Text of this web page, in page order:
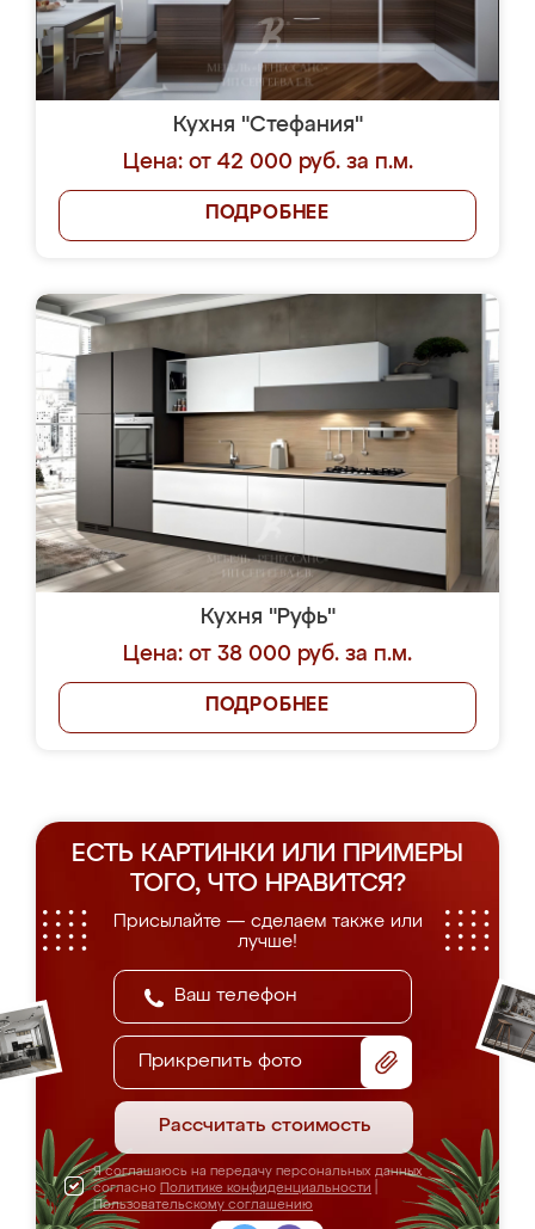
Кухня "Стефания"
Цена: от 42 000 руб. за п.м.
ПОДРОБНЕЕ
Кухня "Руфь"
Цена: от 38 000 руб. за п.м.
ПОДРОБНЕЕ
ЕСТЬ КАРТИНКИ ИЛИ ПРИМЕРЫ
ТОГО, ЧТО НРАВИТСЯ?
Присылайте — сделаем также или
лучше!
Прикрепить фото
Рассчитать стоимость
Я соглашаюсь на передачу персональных данных
согласно Политике конфиденциальности
Пользовательскому соглашению